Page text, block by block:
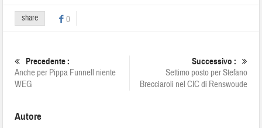
share 0
Precedente :
Anche per Pippa Funnell niente
WEG
Successivo :
Settimo posto per Stefano
Brecciaroli nel CIC di Renswoude
Autore